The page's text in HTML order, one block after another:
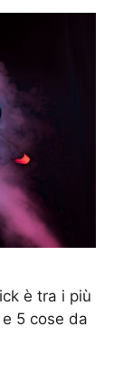
è tra i più
5 cose da